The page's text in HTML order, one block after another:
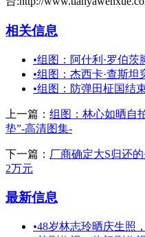
相关信息
•组图：阿什利·罗伯茨
•组图：杰西卡·查斯坦
•组图：防弹田柾国结
上一篇： 组图：林心如晒自
垫”-高清图集-
下一篇： 厂商确定大S归还
2万元
最新信息
•48岁林志玲晒庆生照